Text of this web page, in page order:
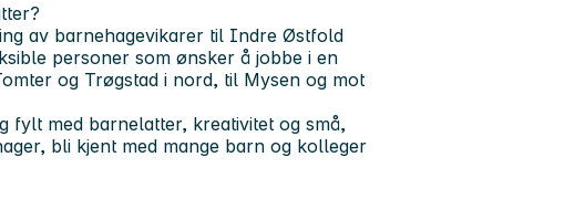
av barnehagevikarer til Indre Østfold
personer som ønsker å jobbe i en
og Trøgstad i nord, til Mysen og mot
fylt med barnelatter, kreativitet og små,
bli kjent med mange barn og kolleger